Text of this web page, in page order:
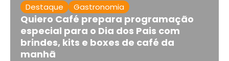
Destaque Gastronomia
Quiero Café prepara programação
especial para o Dia dos Pais com
brindes, kits e boxes de café da
manhã